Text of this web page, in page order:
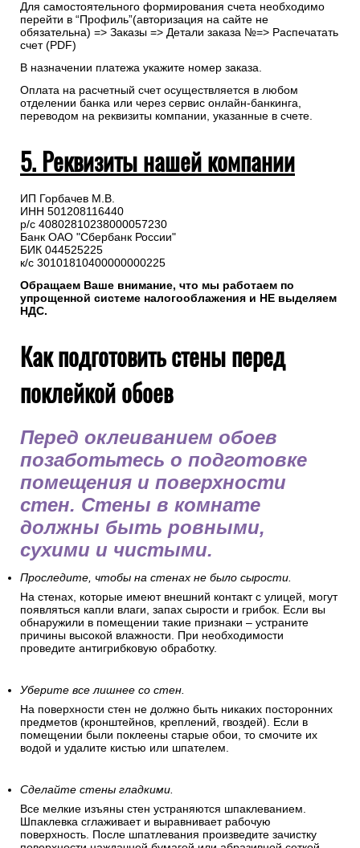
Для самостоятельного формирования счета необходимо
перейти в “Профиль”(авторизация на сайте не
обязательна) => Заказы => Детали заказа №=> Распечатать
счет (PDF)
В назначении платежа укажите номер заказа.
Оплата на расчетный счет осуществляется в любом
отделении банка или через сервис онлайн-банкинга,
переводом на реквизиты компании, указанные в счете.
5. Реквизиты нашей компании
ИП Горбачев М.В.
ИНН 501208116440
р/с 40802810238000057230
Банк ОАО "Сбербанк России"
БИК 044525225
к/с 30101810400000000225
Обращаем Ваше внимание, что мы работаем по
упрощенной системе налогооблажения и НЕ выделяем
НДС.
Как подготовить стены перед
поклейкой обоев
Перед оклеиванием обоев
позаботьтесь о подготовке
помещения и поверхности
стен. Стены в комнате
должны быть ровными,
сухими и чистыми.
Проследите, чтобы на стенах не было сырости.
На стенах, которые имеют внешний контакт с улицей, могут
появляться капли влаги, запах сырости и грибок. Если вы
обнаружили в помещении такие признаки – устраните
причины высокой влажности. При необходимости
проведите антигрибковую обработку.
Уберите все лишнее со стен.
На поверхности стен не должно быть никаких посторонних
предметов (кронштейнов, креплений, гвоздей). Если в
помещении были поклеены старые обои, то смочите их
водой и удалите кистью или шпателем.
Сделайте стены гладкими.
Все мелкие изъяны стен устраняются шпаклеванием.
Шпаклевка сглаживает и выравнивает рабочую
поверхность. После шпатлевания произведите зачистку